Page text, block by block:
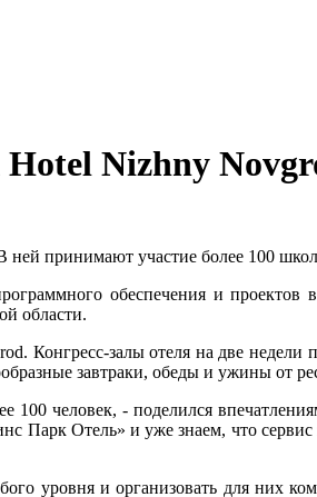
Nizhny
принимают участие более 100
обеспечения и
области.
. Конгресс-залы отеля на две
завтраки, обеды и ужины от
100 человек, - поделился
Отель» и уже знаем, что сервис
уровня и организовать для них